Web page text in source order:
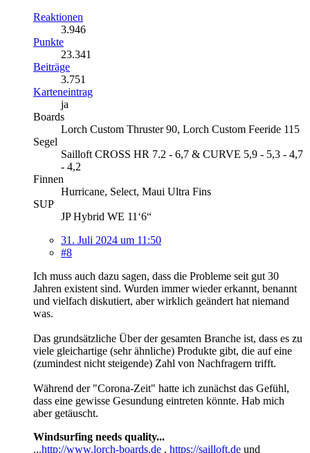
Reaktionen
3.946
Punkte
23.341
Beiträge
3.751
Karteneintrag
ja
Boards
Lorch Custom Thruster 90, Lorch Custom Feeride 115
Segel
Sailloft CROSS HR 7.2 - 6,7 & CURVE 5,9 - 5,3 - 4,7
- 4,2
Finnen
Hurricane, Select, Maui Ultra Fins
SUP
JP Hybrid WE 11‘6“
31. Juli 2024 um 11:50
#8
Ich muss auch dazu sagen, dass die Probleme seit gut 30
Jahren existent sind. Wurden immer wieder erkannt, benannt
und vielfach diskutiert, aber wirklich geändert hat niemand
was.
Das grundsätzliche Über der gesamten Branche ist, dass es zu
viele gleichartige (sehr ähnliche) Produkte gibt, die auf eine
(zumindest nicht steigende) Zahl von Nachfragern trifft.
Während der "Corona-Zeit" hatte ich zunächst das Gefühl,
dass eine gewisse Gesundung eintreten könnte. Hab mich
aber getäuscht.
Windsurfing needs quality...
...http://www.lorch-boards.de , https://sailloft.de und